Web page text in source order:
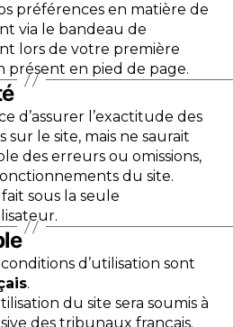
préférences en matière de
via le bandeau de
lors de votre première
présent en pied de page.
d’assurer l’exactitude des
le site, mais ne saurait
des erreurs ou omissions,
du site.
sous la seule
d’utilisation sont
.
du site sera soumis à
des tribunaux français.